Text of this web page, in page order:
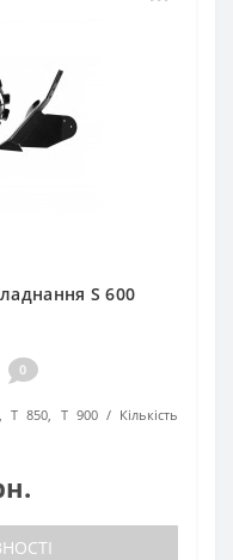
S 600
0
T 850, T 900
Кількість